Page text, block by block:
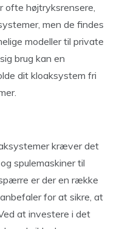
ofte højtryksrensere,
men de findes
modeller til private
brug kan en
dit kloaksystem fri
kræver det
spulemaskiner til
er der en række
for at sikre, at
at investere i det